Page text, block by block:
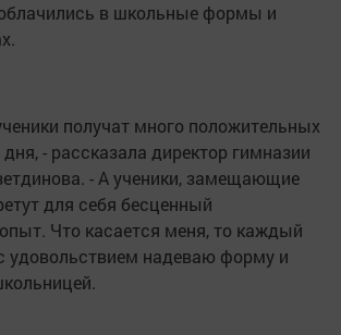
в школьные формы и
получат много положительных
- рассказала директор гимназии
- А ученики, замещающие
для себя бесценный
Что касается меня, то каждый
удовольствием надеваю форму и